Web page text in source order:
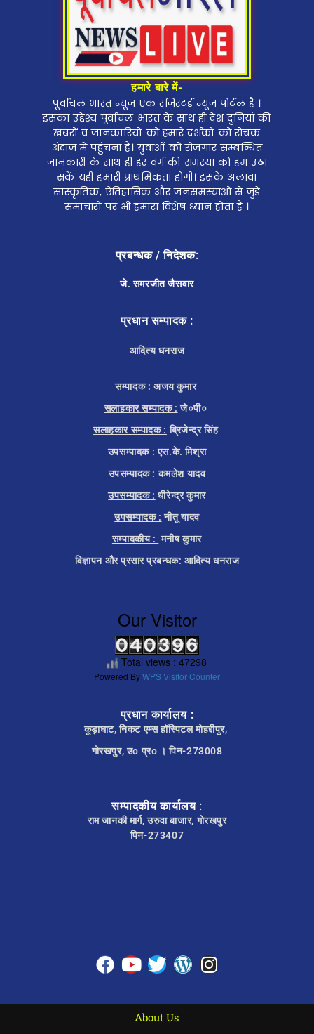
हमारे बारे में-
पूर्वांचल भारत न्यूज एक रजिस्टर्ड न्यूज पोर्टल है ।
इसका उद्देश्य पूर्वांचल भारत के साथ ही देश दुनियां की
खबरों व जानकारियों को हमारे दर्शकों को रोचक
अंदाज में पहुंचना है। युवाओं को रोजगार सम्बन्धित
जानकारी के साथ ही हर वर्ग की समस्या को हम उठा
सकें यही हमारी प्राथमिकता होगी। इसके अलावा
सांस्कृतिक, ऐतिहासिक और जनसमस्याओं से जुड़े
समाचारों पर भी हमारा विशेष ध्यान होता है ।
प्रबन्धक / निदेशक:
जे. समरजीत जैसवार
प्रधान सम्पादक :
आदित्य धनराज
सम्पादक : अजय कुमार
सलाहकार सम्पादक : जे०पी०
सलाहकार सम्पादक : ब्रिजेन्द्र सिंह
उपसम्पादक : एस.के. मिश्रा
उपसम्पादक : कमलेश यादव
उपसम्पादक : धीरेन्द्र कुमार
उपसम्पादक : नीतू यादव
सम्पादकीय : मनीष कुमार
विज्ञापन और प्रसार प्रबन्धक: आदित्य धनराज
Our Visitor
Total views : 47298
Powered ByWPS Visitor Counter
प्रधान कार्यालय :
कूड़ाघाट, निकट एम्स हॉस्पिटल मोहद्दीपुर,
गोरखपुर, उo प्रo । पिन-273008
सम्पादकीय कार्यालय :
राम जानकी मार्ग, उरुवा बाजार, गोरखपुर
पिन-273407
About Us